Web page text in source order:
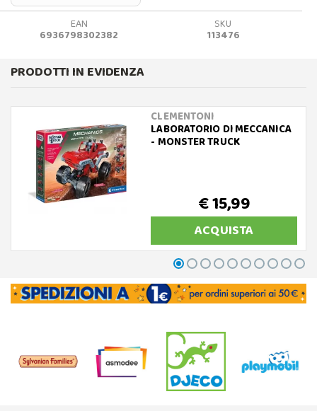
EAN
6936798302382
SKU
113476
PRODOTTI IN EVIDENZA
CLEMENTONI
LABORATORIO DI MECCANICA
- MONSTER TRUCK
€ 15,99
ACQUISTA